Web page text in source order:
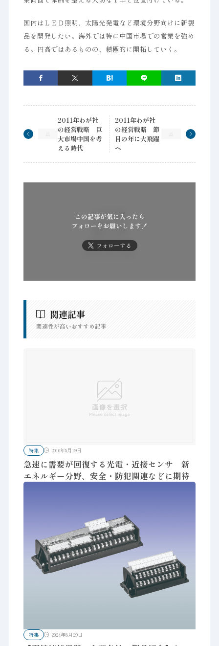
国内はＬＥＤ照明、太陽光発電など環境分野向けに新製
品を開発したい。海外では特に中国市場での営業を強め
る。円高ではあるものの、積極的に開拓していく。
2011年わが社
の経営戦略 巨
大市場中国を考
える時代
2011年わが社
の経営戦略 節
目の年に大飛躍
へ
この記事が気に入ったら
フォローをお願いします！
フォローする
関連記事
関連性が高いおすすめ記事
特集 2010年5月19日
急速に需要が回復する光電・近接センサ 新
エネルギー分野、安全・防犯関連などに期待
特集 2024年8月29日